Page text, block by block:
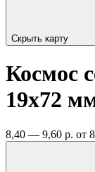
Скрыть карту
Космос
19х72
8,40 — 9,60 р. от